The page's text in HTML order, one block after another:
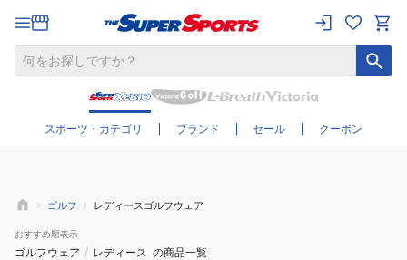
スポーツ・カテゴリ ブランド セール クーポン
さらに絞り込む
商品一覧
おすすめ順表示
"golf" の商品一覧